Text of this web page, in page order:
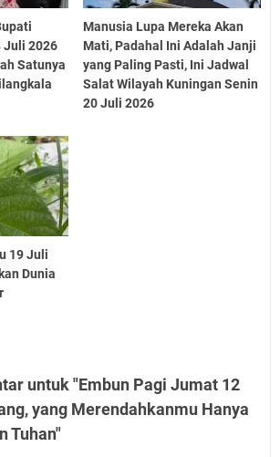
Juli 2026
Satunya
Manusia Lupa Mereka Akan
Mati, Padahal Ini Adalah Janji
yang Paling Pasti, Ini Jadwal
Salat Wilayah Kuningan Senin
20 Juli 2026
19 Juli
Dunia
untuk "Embun Pagi Jumat 12
yang Merendahkanmu Hanya
Tuhan"